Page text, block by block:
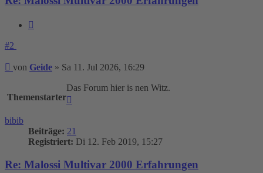
#2
Beitrag
von Geide » Sa 11. Jul 2026, 16:29
Themenstarter
Das Forum hier is nen Witz.
bibib
Beiträge: 21
Registriert: Di 12. Feb 2019, 15:27
Re: Malossi Multivar 2000 Erfahrungen